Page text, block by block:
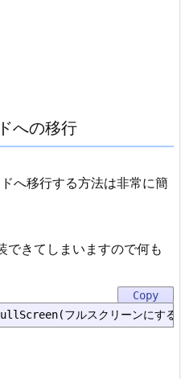
への移行
へ移行する方法は非常に簡
できてしまいますので何も
(フルスクリーンにす